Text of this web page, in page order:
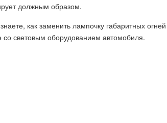
должным образом.
как заменить лампочку габаритных
со световым оборудованием автомобиля.